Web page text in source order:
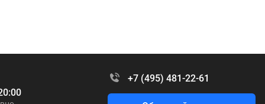
+7 (495) 481-22-61